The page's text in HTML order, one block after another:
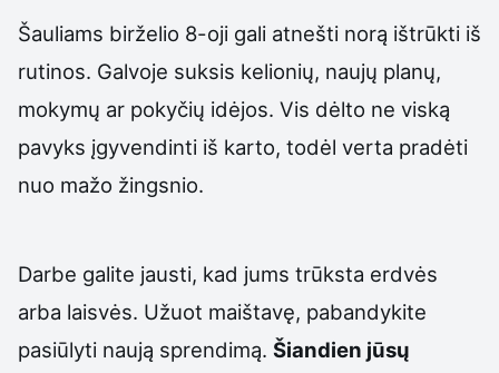
Šauliams birželio 8-oji gali atnešti norą ištrūkti iš
rutinos. Galvoje suksis kelionių, naujų planų,
mokymų ar pokyčių idėjos. Vis dėlto ne viską
pavyks įgyvendinti iš karto, todėl verta pradėti
nuo mažo žingsnio.
Darbe galite jausti, kad jums trūksta erdvės
arba laisvės. Užuot maištavę, pabandykite
pasiūlyti naują sprendimą. Šiandien jūsų